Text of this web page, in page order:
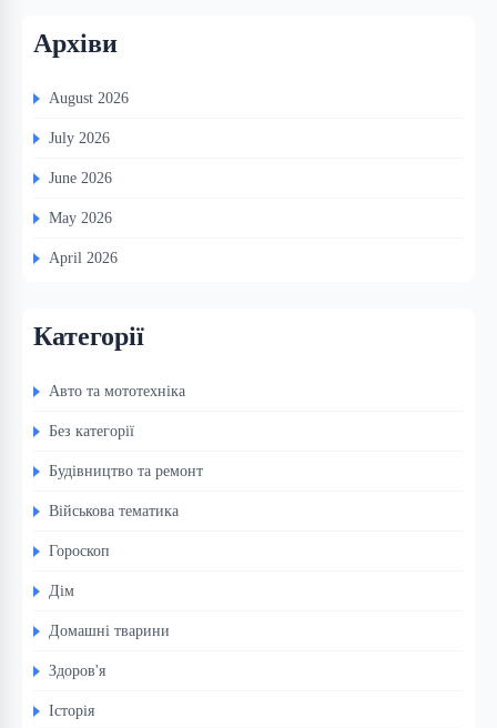
Архіви
August 2026
July 2026
June 2026
May 2026
April 2026
Категорії
Авто та мототехніка
Без категорії
Будівництво та ремонт
Військова тематика
Гороскоп
Дім
Домашні тварини
Здоров'я
Історія